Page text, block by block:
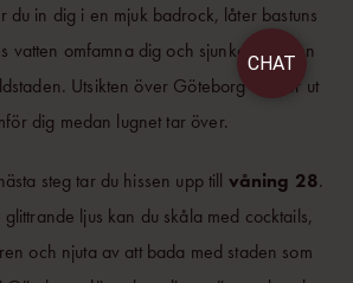
du in dig i en mjuk badrock, låter bastuns
vatten omfamna dig och sjunker ner i en
Utsikten över Göteborg breder ut
dig medan lugnet tar över.
steg tar du hissen upp till våning 28.
ljus kan du skåla med cocktails,
och njuta av att bada med staden som
CHAT